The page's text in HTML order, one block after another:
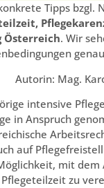
Tipps bzgl.
Österreich. Wir
Autorin: Mag.
intensive
in Anspruch
auf
mit
zu